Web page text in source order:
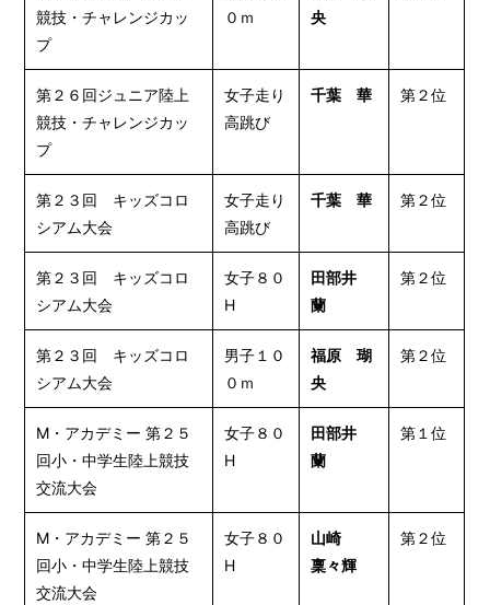
競技・チャレンジカッ
プ
０ｍ
央
第２６回ジュニア陸上
競技・チャレンジカッ
プ
女子走り
高跳び
千葉 華 第２位
第２３回 キッズコロ
シアム大会
女子走り
高跳び
千葉 華 第２位
第２３回 キッズコロ
シアム大会
女子８０
H
田部井
蘭
第２位
第２３回 キッズコロ
シアム大会
男子１０
０ｍ
福原 瑚
央
第２位
M・アカデミー 第２５
回⼩・中学⽣陸上競技
交流⼤会
女子８０
H
田部井
蘭
第１位
M・アカデミー 第２５
回⼩・中学⽣陸上競技
交流⼤会
女子８０
H
山崎
稟々輝
第２位